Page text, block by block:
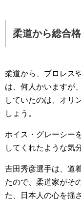
柔道から総合
柔道から、プロレス
は、何人かいますが
していたのは、オリ
しょう。
ホイス・グレーシー
してくれたような気
吉田秀彦選手は、道
たので、柔道家がそ
た、日本人の心を揺